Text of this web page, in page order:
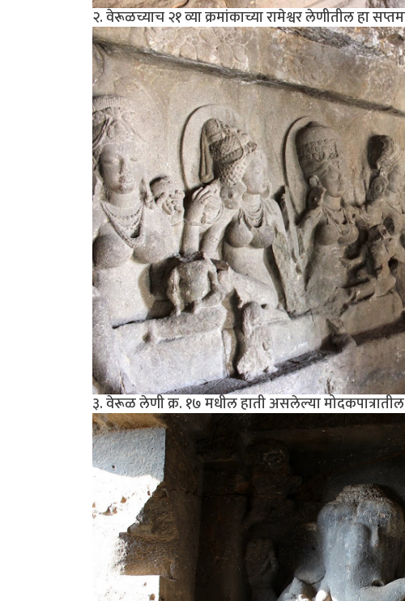
२. वेरूळच्याच २१ व्या क्रमांकाच्या रामेश्वर लेणीतील हा
३. वेरूळ लेणी क्र. १७ मधील हाती असलेल्या